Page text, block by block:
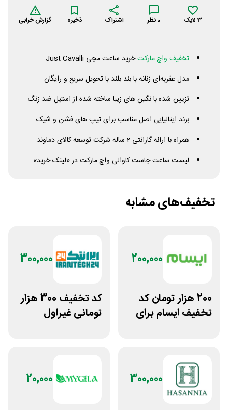
3 لایک 0 نظر اشتراک ذخیره گزارش خرابی
تخفیف واچ مارکتخرید ساعت مچی JustCavalli
مدل عقربه‌ای زنانه با بند بلند با تحویل سریع و رایگان
تزیین شده با نگین های زیبا ساخته شده از استیل ضد زنگ
برند ایتالیایی اصل مناسب برای تیپ های فشن و شیک
همراه با ارائه گارانتی 2 ساله شرکت توسعه کالای دماوند
لیست ساعت جاست کاوالی واچ مارکت در «لینک خرید»
تخفیف‌های مشابه
200,000
200 هزار تومان کد
تخفیف ایسام برای
300,000
کد تخفیف 300 هزار
تومانی غیراول
300,000
20,000